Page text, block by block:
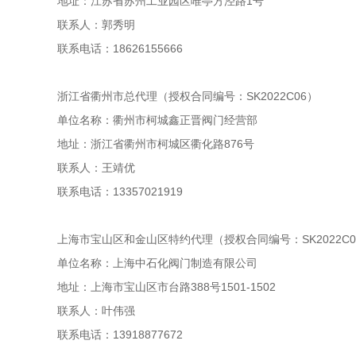
联系人：郭秀明
联系电话：18626155666
浙江省衢州市总代理（授权合同编号：SK2022C06）
单位名称：衢州市柯城鑫正晋阀门经营部
地址：浙江省衢州市柯城区衢化路876号
联系人：王靖优
联系电话：13357021919
上海市宝山区和金山区特约代理（授权合同编号：
单位名称：上海中石化阀门制造有限公司
地址：上海市宝山区市台路388号1501-1502
联系人：叶伟强
联系电话：13918877672